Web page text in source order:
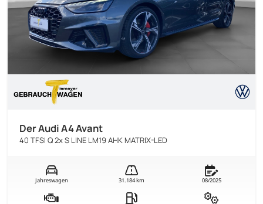
Der Audi A4 Avant
40 TFSI Q 2x S LINE LM19 AHK MATRIX-LED
Jahreswagen 31.184 km 08/2025